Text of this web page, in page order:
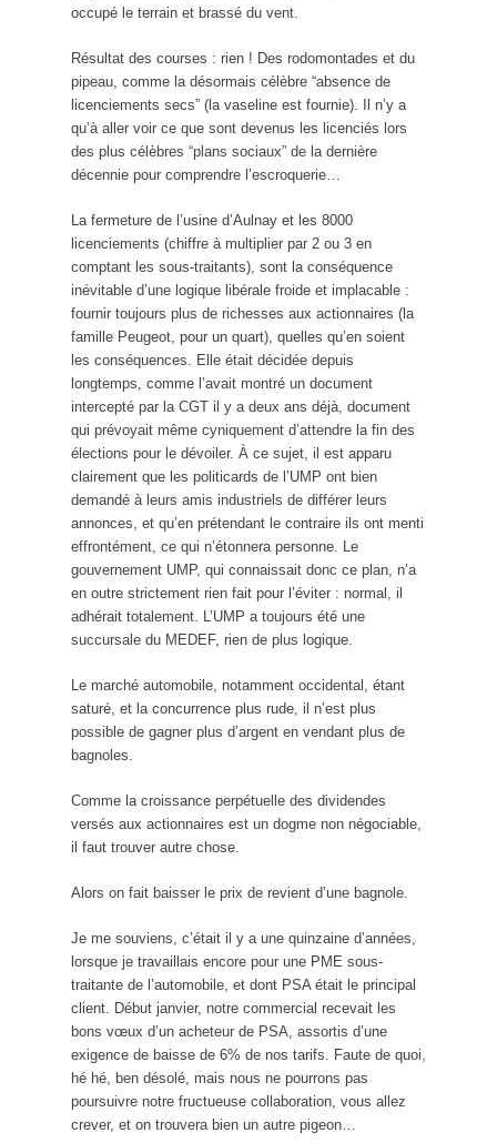
occupé le terrain et brassé du vent.
Résultat des courses : rien ! Des rodomontades et du
pipeau, comme la désormais célèbre “absence de
licenciements secs” (la vaseline est fournie). Il n’y a
qu’à aller voir ce que sont devenus les licenciés lors
des plus célèbres “plans sociaux” de la dernière
décennie pour comprendre l’escroquerie…
La fermeture de l’usine d’Aulnay et les 8000
licenciements (chiffre à multiplier par 2 ou 3 en
comptant les sous-traitants), sont la conséquence
inévitable d’une logique libérale froide et implacable :
fournir toujours plus de richesses aux actionnaires (la
famille Peugeot, pour un quart), quelles qu’en soient
les conséquences. Elle était décidée depuis
longtemps, comme l’avait montré un document
intercepté par la CGT il y a deux ans déjà, document
qui prévoyait même cyniquement d’attendre la fin des
élections pour le dévoiler. À ce sujet, il est apparu
clairement que les politicards de l’UMP ont bien
demandé à leurs amis industriels de différer leurs
annonces, et qu’en prétendant le contraire ils ont menti
effrontément, ce qui n’étonnera personne. Le
gouvernement UMP, qui connaissait donc ce plan, n’a
en outre strictement rien fait pour l’éviter : normal, il
adhérait totalement. L’UMP a toujours été une
succursale du MEDEF, rien de plus logique.
Le marché automobile, notamment occidental, étant
saturé, et la concurrence plus rude, il n’est plus
possible de gagner plus d’argent en vendant plus de
bagnoles.
Comme la croissance perpétuelle des dividendes
versés aux actionnaires est un dogme non négociable,
il faut trouver autre chose.
Alors on fait baisser le prix de revient d’une bagnole.
Je me souviens, c’était il y a une quinzaine d’années,
lorsque je travaillais encore pour une PME sous-
traitante de l’automobile, et dont PSA était le principal
client. Début janvier, notre commercial recevait les
bons vœux d’un acheteur de PSA, assortis d’une
exigence de baisse de 6% de nos tarifs. Faute de quoi,
hé hé, ben désolé, mais nous ne pourrons pas
poursuivre notre fructueuse collaboration, vous allez
crever, et on trouvera bien un autre pigeon…